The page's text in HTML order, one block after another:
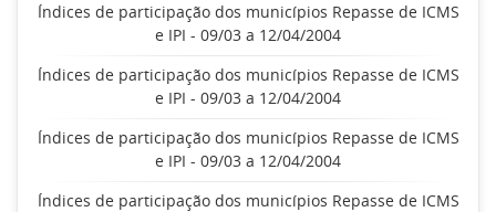
Índices de participação dos municípios Repasse de ICMS
e IPI - 09/03 a 12/04/2004
Índices de participação dos municípios Repasse de ICMS
e IPI - 09/03 a 12/04/2004
Índices de participação dos municípios Repasse de ICMS
e IPI - 09/03 a 12/04/2004
Índices de participação dos municípios Repasse de ICMS